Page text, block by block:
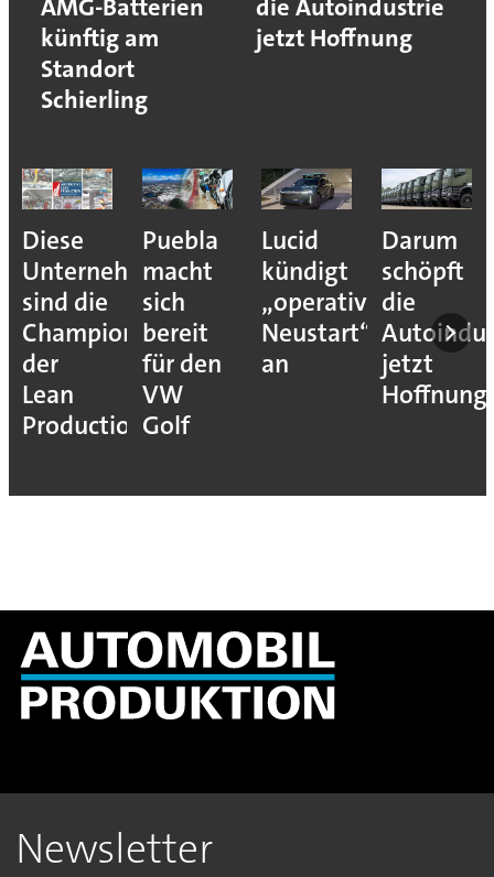
AMG-Batterien
künftig am
Standort
Schierling
die Autoindustrie
jetzt Hoffnung
Diese
Unternehmen
sind die
Champions
der
Lean
Production
Puebla
macht
sich
bereit
für den
VW
Golf
Lucid
kündigt
„operativen
Neustart“
an
Darum
schöpft
die
jetzt
Hoffnung
Newsletter